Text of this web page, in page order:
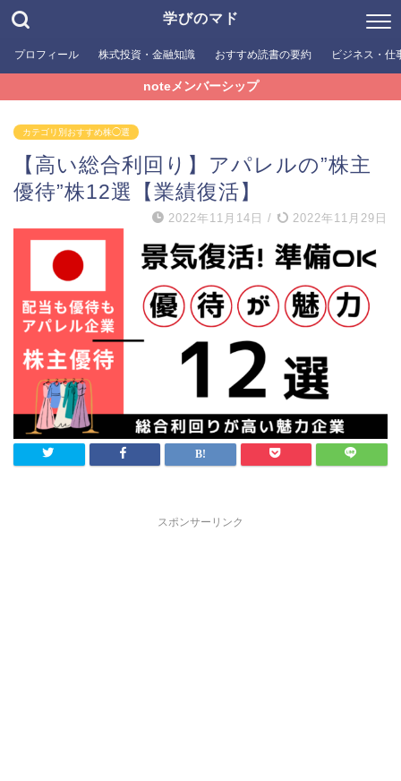
学びのマド
プロフィール 株式投資・金融知識 おすすめ読書の要約 ビジネス・仕
noteメンバーシップ
カテゴリ別おすすめ株◯選
【高い総合利回り】アパレルの”株主
優待”株12選【業績復活】
2022年11月14日 / 2022年11月29日
スポンサーリンク